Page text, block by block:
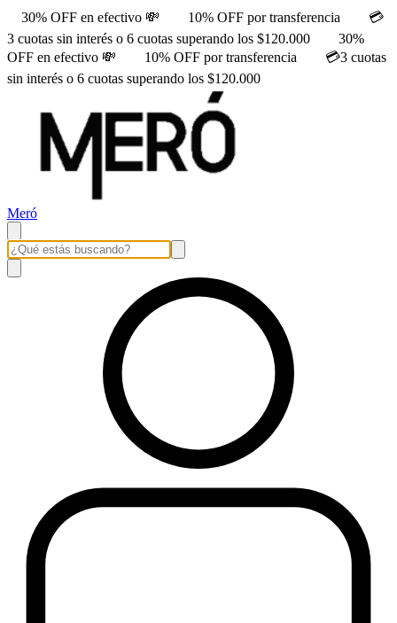
30% OFF en efectivo 💸 10% OFF por transferencia
💳
3 cuotas sin interés o 6 cuotas superando los $120.000
30%
OFF en efectivo 💸
10% OFF por transferencia
💳3 cuotas
sin interés o 6 cuotas superando los $120.000
Meró